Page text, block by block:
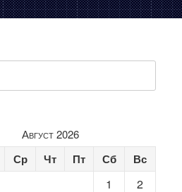
Август 2026
Ср Чт Пт Сб Вс
1
2